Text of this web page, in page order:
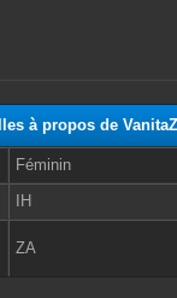
à propos de
Féminin
IH
ZA